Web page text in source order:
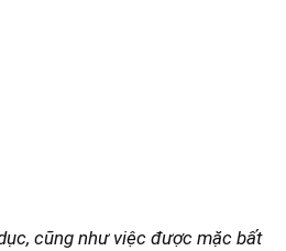
cũng như việc được mặc bất